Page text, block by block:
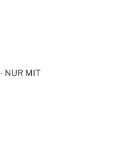
- NUR MIT